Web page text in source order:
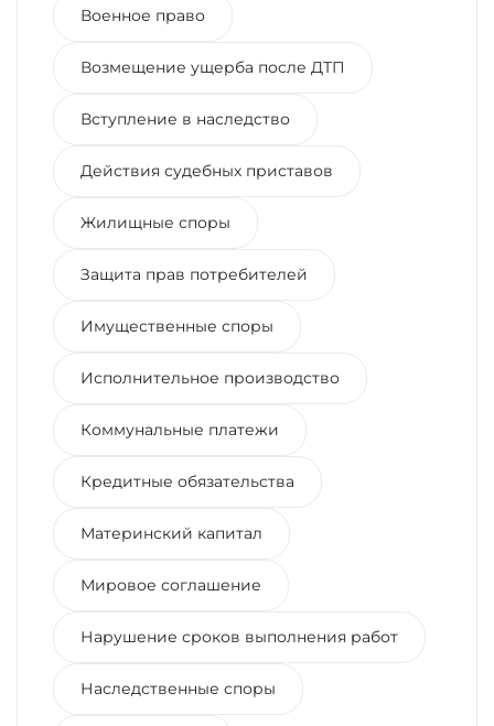
Военное право
Возмещение ущерба после ДТП
Вступление в наследство
Действия судебных приставов
Жилищные споры
Защита прав потребителей
Имущественные споры
Исполнительное производство
Коммунальные платежи
Кредитные обязательства
Материнский капитал
Мировое соглашение
Нарушение сроков выполнения работ
Наследственные споры